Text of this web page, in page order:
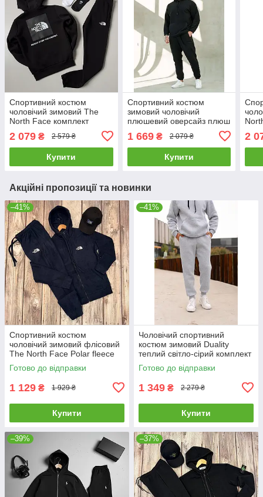
Спортивний костюм
чоловічий зимовий The
North Face комплект
теплий на флісі толстовка
штани тнф чорний
2 079 ₴ 2 579 ₴
Купити
Спортивний костюм
зимовий чоловічий
плюшевий оверсайз плюш
толстовка штани теплий
флісовий
1 669₴ 2 079 ₴
Купити
2
Акційні пропозиції та новинки
–41%
Спортивний костюм
чоловічий зимовий флісовий
The North Face Polar fleece
тнф синій
Готово до відправки
1 129 ₴ 1 929 ₴
Купити
–41%
Чоловічий спортивний
костюм зимовий Duality
теплий світло-сірий комплект
худі штани на флісі
Готово до відправки
1 349 ₴ 2 279 ₴
Купити
–39% –37%